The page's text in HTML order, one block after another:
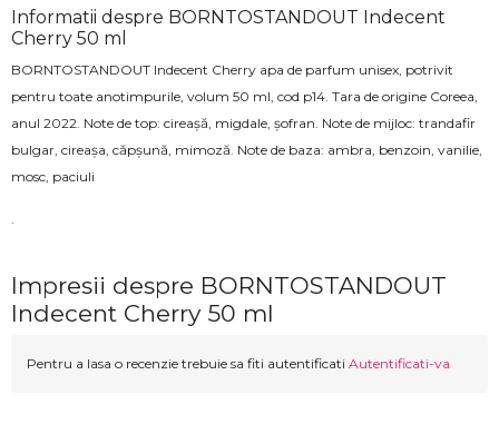
Informatii despre BORNTOSTANDOUT Indecent
Cherry 50 ml
BORNTOSTANDOUT Indecent Cherry apa de parfum unisex, potrivit
pentru toate anotimpurile, volum 50 ml, cod p14. Tara de origine Coreea,
anul 2022. Note de top: cireașă, migdale, șofran. Note de mijloc: trandafir
bulgar, cireașa, căpșună, mimoză. Note de baza: ambra, benzoin, vanilie,
mosc, paciuli
.
Impresii despre BORNTOSTANDOUT
Indecent Cherry 50 ml
Pentru a lasa o recenzie trebuie sa fiti autentificati Autentificati-va